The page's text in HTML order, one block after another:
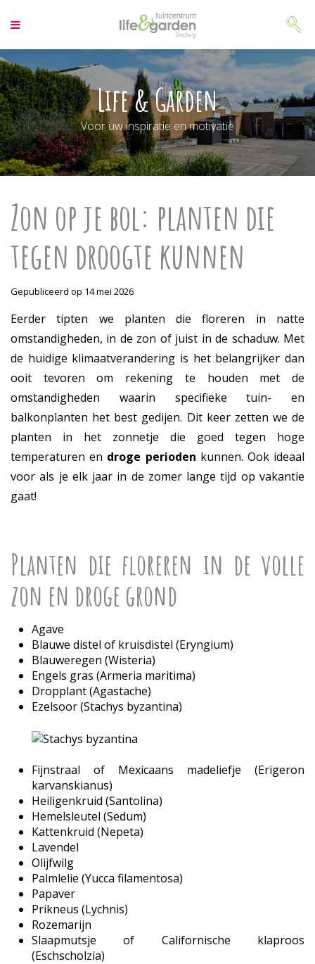
a
a
r
c
o
n
t
e
n
Life & Garden
Voor uw inspiratie en motivatie
Zon op je bol: planten die
tegen droogte kunnen
Gepubliceerd op 14 mei 2026
Eerder tipten we planten die floreren in natte
omstandigheden, in de zon of juist in de schaduw. Met
de huidige klimaatverandering is het belangrijker dan
ooit tevoren om rekening te houden met de
omstandigheden waarin specifieke tuin- en
balkonplanten het best gedijen. Dit keer zetten we de
planten in het zonnetje die goed tegen hoge
temperaturen en droge perioden kunnen. Ook ideaal
voor als je elk jaar in de zomer lange tijd op vakantie
gaat!
Planten die floreren in de volle
zon en droge grond
Agave
Blauwe distel of kruisdistel (Eryngium)
Blauweregen (Wisteria)
Engels gras (Armeria maritima)
Dropplant (Agastache)
Ezelsoor (Stachys byzantina)
Fijnstraal of Mexicaans madeliefje (Erigeron
karvanskianus)
Heiligenkruid (Santolina)
Hemelsleutel (Sedum)
Kattenkruid (Nepeta)
Lavendel
Olijfwilg
Palmlelie (Yucca filamentosa)
Papaver
Prikneus (Lychnis)
Rozemarijn
Slaapmutsje of Californische klaproos
(Eschscholzia)